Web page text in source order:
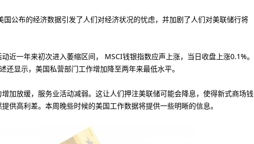
公布的经济数据引发了人们对经济状况的忧虑，并加剧了人们对美联储行将
近一年来初次进入萎缩区间， MSCI钱银指数应声上涨，当日收盘上涨0.1%。
还显示，美国私营部门工作增加降至两年来最低水平。
加放缓，服务业活动减弱。这让人们押注美联储可能会降息，使得新式商场钱
供高利差。本周晚些时候的美国工作数据将提供一些明晰的信息。